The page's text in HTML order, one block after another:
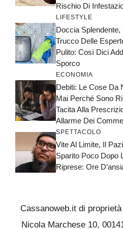
Rischio Di
LIFESTYLE
Doccia Splendente,
Trucco Delle
Pulito: Così Dici
Sporco
ECONOMIA
Debiti: Le Cose Da
Mai Perché Sono
Tacita Alla
Allarme Dei
SPETTACOLO
Vite Al Limite, Il
Sparito Poco Dopo
Riprese: Ore
Cassanoweb.it di
Nicola Marchese 10,